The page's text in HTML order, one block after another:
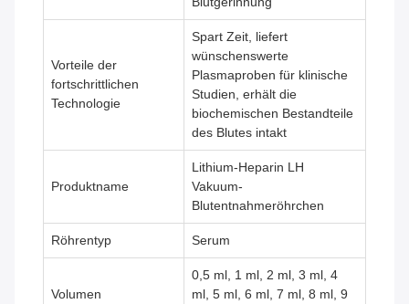
Vorteile der
fortschrittlichen
Technologie
Spart Zeit, liefert
wünschenswerte
Plasmaproben für klinische
Studien, erhält die
biochemischen Bestandteile
des Blutes intakt
Produktname
Lithium-Heparin LH
Vakuum-
Blutentnahmeröhrchen
Röhrentyp Serum
Volumen
0,5 ml, 1 ml, 2 ml, 3 ml, 4
ml, 5 ml, 6 ml, 7 ml, 8 ml, 9